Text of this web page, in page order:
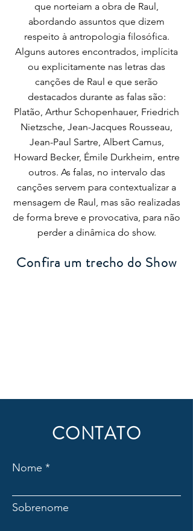
que norteiam a obra de Raul,
abordando assuntos que dizem
respeito à antropologia filosófica.
Alguns autores encontrados, implícita
ou explicitamente nas letras das
canções de Raul e que serão
destacados durante as falas são:
Platão, Arthur Schopenhauer, Friedrich
Nietzsche, Jean-Jacques Rousseau,
Jean-Paul Sartre, Albert Camus,
Howard Becker, Émile Durkheim, entre
outros. As falas, no intervalo das
canções servem para contextualizar a
mensagem de Raul, mas são realizadas
de forma breve e provocativa, para não
perder a dinâmica do show.
Confira um trecho do Show
CONTATO
Nome
Sobrenome